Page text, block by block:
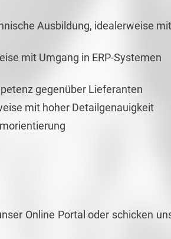
Ausbildung, idealerweise mit
mit Umgang in ERP-Systemen
gegenüber Lieferanten
mit hoher Detailgenauigkeit
Online Portal oder schicken